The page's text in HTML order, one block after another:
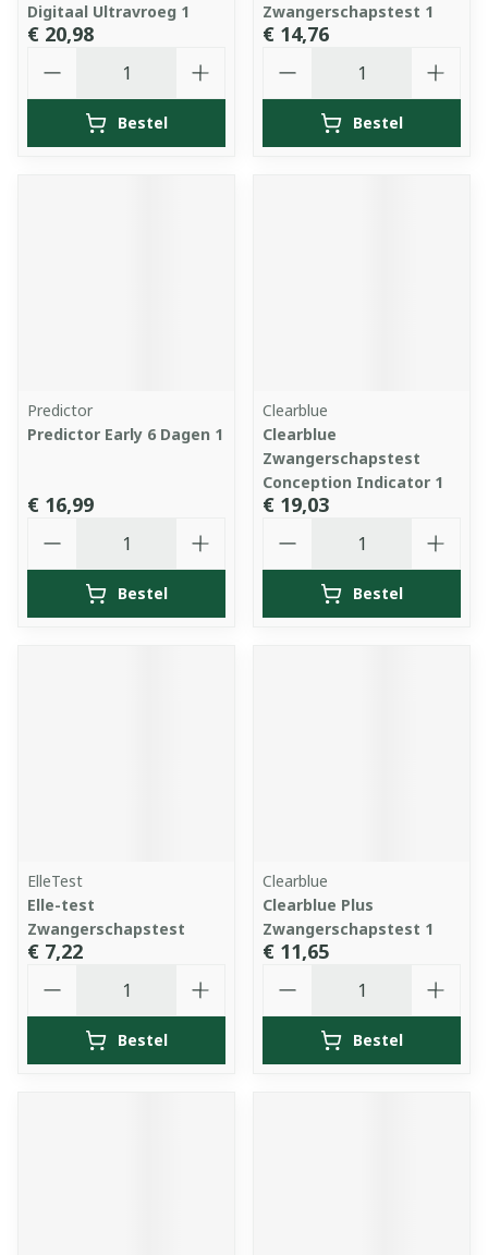
Digitaal Ultravroeg 1
€ 20,98
Bestel
Zwangerschapstest 1
€ 14,76
Bestel
Predictor
Predictor Early 6 Dagen 1
€ 16,99
Bestel
Clearblue
Clearblue
Zwangerschapstest
Conception Indicator 1
€ 19,03
Bestel
ElleTest
Elle-test
Zwangerschapstest
€ 7,22
Bestel
Clearblue
Clearblue Plus
Zwangerschapstest 1
€ 11,65
Bestel